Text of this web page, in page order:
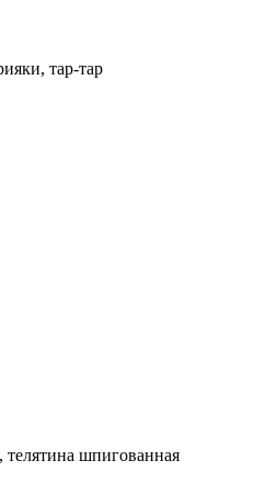
тар-тар
телятина шпигованная